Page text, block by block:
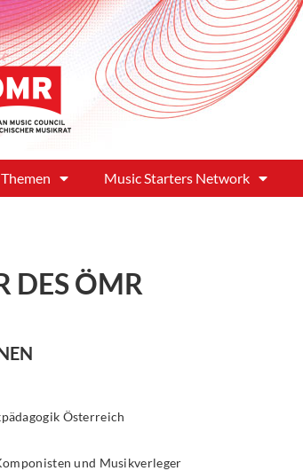
Themen Music Starters Network
DES ÖMR
Österreich
und Musikverleger